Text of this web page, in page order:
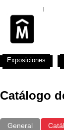
Catálogo
General
Exposiciones